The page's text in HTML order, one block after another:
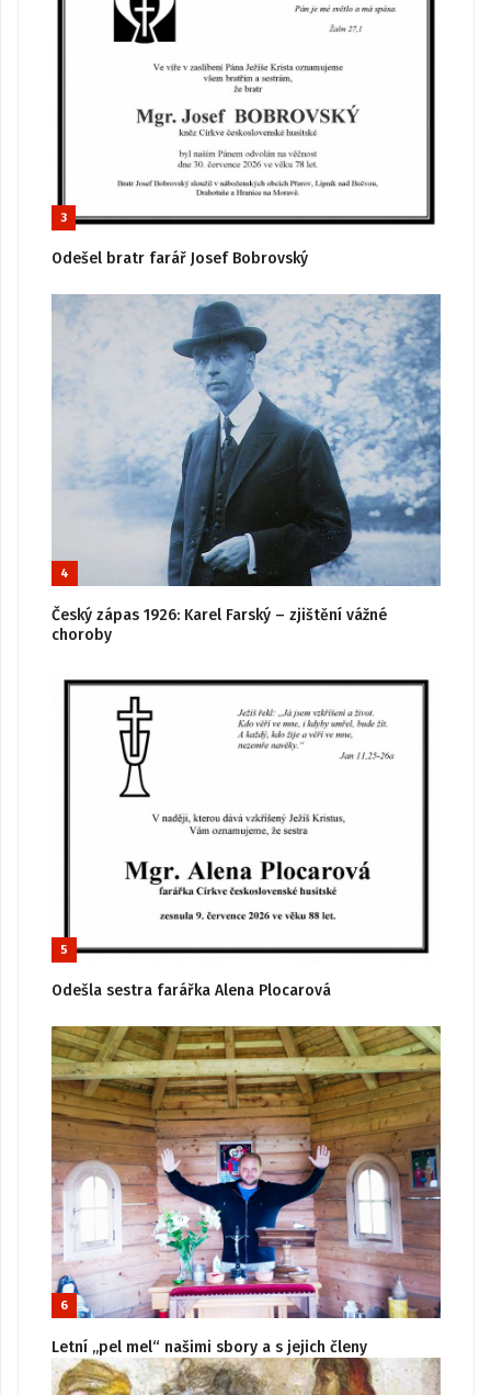
3
Odešel bratr farář Josef Bobrovský
4
Český zápas 1926: Karel Farský – zjištění vážné
choroby
5
Odešla sestra farářka Alena Plocarová
6
Letní „pel mel“ našimi sbory a s jejich členy